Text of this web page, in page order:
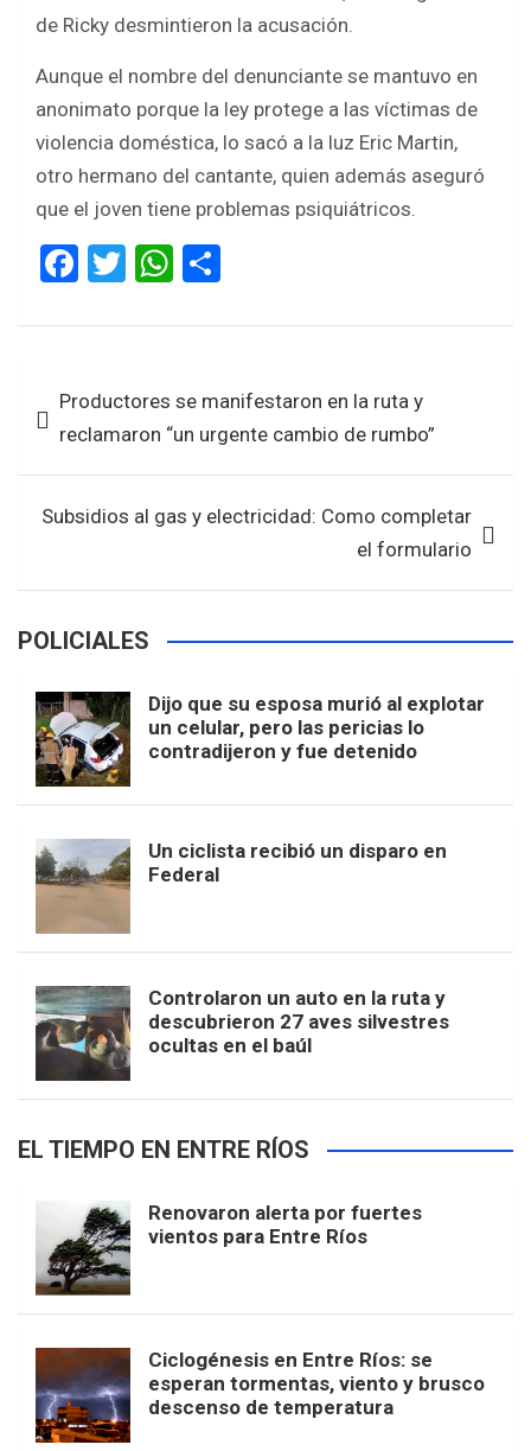
de Ricky desmintieron la acusación.
Aunque el nombre del denunciante se mantuvo en
anonimato porque la ley protege a las víctimas de
violencia doméstica, lo sacó a la luz Eric Martin,
otro hermano del cantante, quien además aseguró
que el joven tiene problemas psiquiátricos.
F
ce
o
o
k
T
tt
W
at
A
p
p
ar
de Productores se manifestaron en la ruta y
reclamaron “un urgente cambio de rumbo”
Subsidios al gas y electricidad: Como completar
el formulario
POLICIALES
Dijo que su esposa murió al explotar
un celular, pero las pericias lo
contradijeron y fue detenido
Un ciclista recibió un disparo en
Federal
Controlaron un auto en la ruta y
descubrieron 27 aves silvestres
ocultas en el baúl
EL TIEMPO EN ENTRE RÍOS
Renovaron alerta por fuertes
vientos para Entre Ríos
Ciclogénesis en Entre Ríos: se
esperan tormentas, viento y brusco
descenso de temperatura